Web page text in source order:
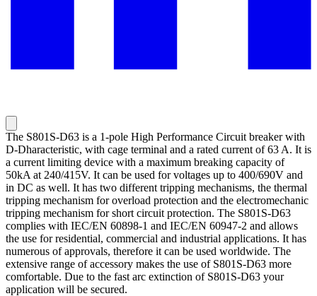
The S801S-D63 is a 1-pole High Performance Circuit breaker with
D-Dharacteristic, with cage terminal and a rated current of 63 A. It is
a current limiting device with a maximum breaking capacity of
50kA at 240/415V. It can be used for voltages up to 400/690V and
in DC as well. It has two different tripping mechanisms, the thermal
tripping mechanism for overload protection and the electromechanic
tripping mechanism for short circuit protection. The S801S-D63
complies with IEC/EN 60898-1 and IEC/EN 60947-2 and allows
the use for residential, commercial and industrial applications. It has
numerous of approvals, therefore it can be used worldwide. The
extensive range of accessory makes the use of S801S-D63 more
comfortable. Due to the fast arc extinction of S801S-D63 your
application will be secured.